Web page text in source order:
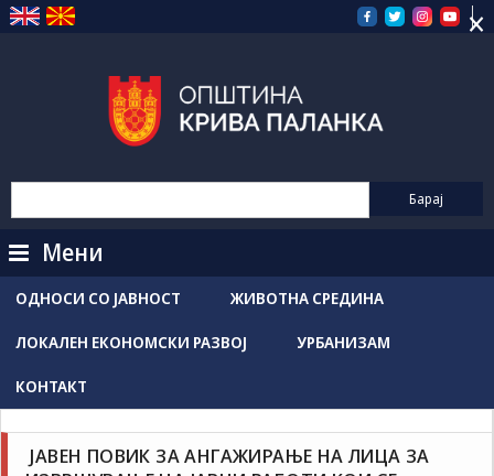
Прескокнете
Мени
ОДНОСИ СО ЈАВНОСТ ЖИВОТНА СРЕДИНА
ЛОКАЛЕН ЕКОНОМСКИ РАЗВОЈ УРБАНИЗАМ
КОНТАКТ
ЈАВЕН ПОВИК ЗА АНГАЖИРАЊЕ НА ЛИЦА ЗА
ноември 14, 2025 Grozdancho Hristovski
×